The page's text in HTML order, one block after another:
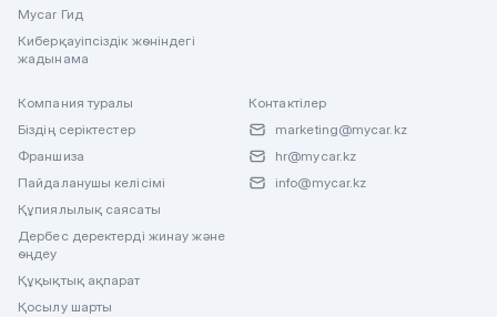
Mycar Гид
Киберқауіпсіздік жөніндегі
жадынама
Компания туралы
Біздің серіктестер
Франшиза
Пайдаланушы келісімі
Құпиялылық саясаты
Дербес деректерді жинау және
өңдеу
Құқықтық ақпарат
Қосылу шарты
Контактілер
marketing@mycar.kz
hr@mycar.kz
info@mycar.kz